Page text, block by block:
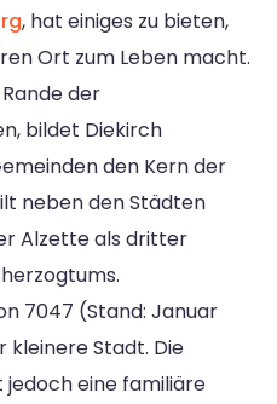
, hat einiges zu bieten,
Ort zum Leben macht.
der
bildet Diekirch
den Kern der
neben den Städten
Alzette als dritter
7047 (Stand: Januar
kleinere Stadt. Die
eine familiäre